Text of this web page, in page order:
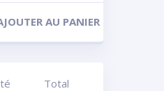
AU PANIER
Total